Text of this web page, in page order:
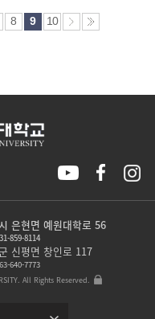
8 9 10
은현면 예원대학로 56
859-8114
신평면 창인로 117
640-7773
All Rights Reserved.